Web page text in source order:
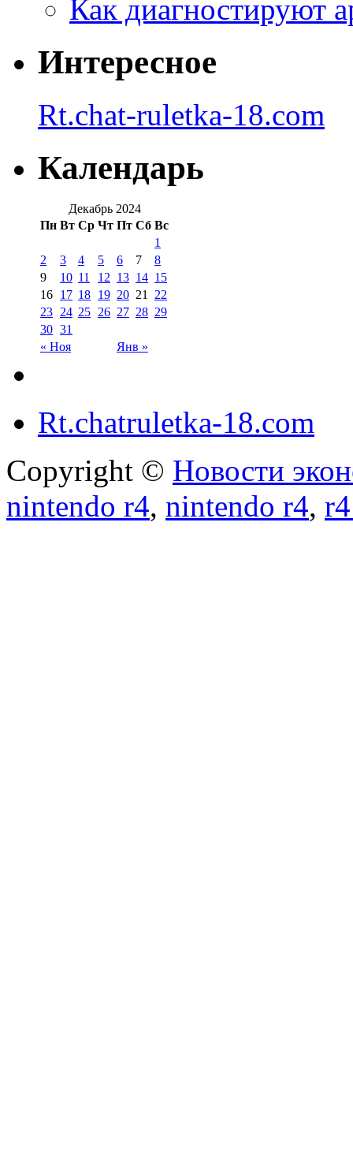
Как диагностируют
Интересное
Rt.chat-ruletka-18.com
Календарь
Декабрь 2024
Пн Вт Ср Чт Пт Сб Вс
« Ноя Янв »
1
2
3 4 5 6 7
8
9
10 11 12 13 14 15
16 17 18 19 20 21 22
23 24 25 26 27 28 29
30 31
Rt.chatruletka-18.com
Copyright © Новости
nintendo r4, nintendo r4,